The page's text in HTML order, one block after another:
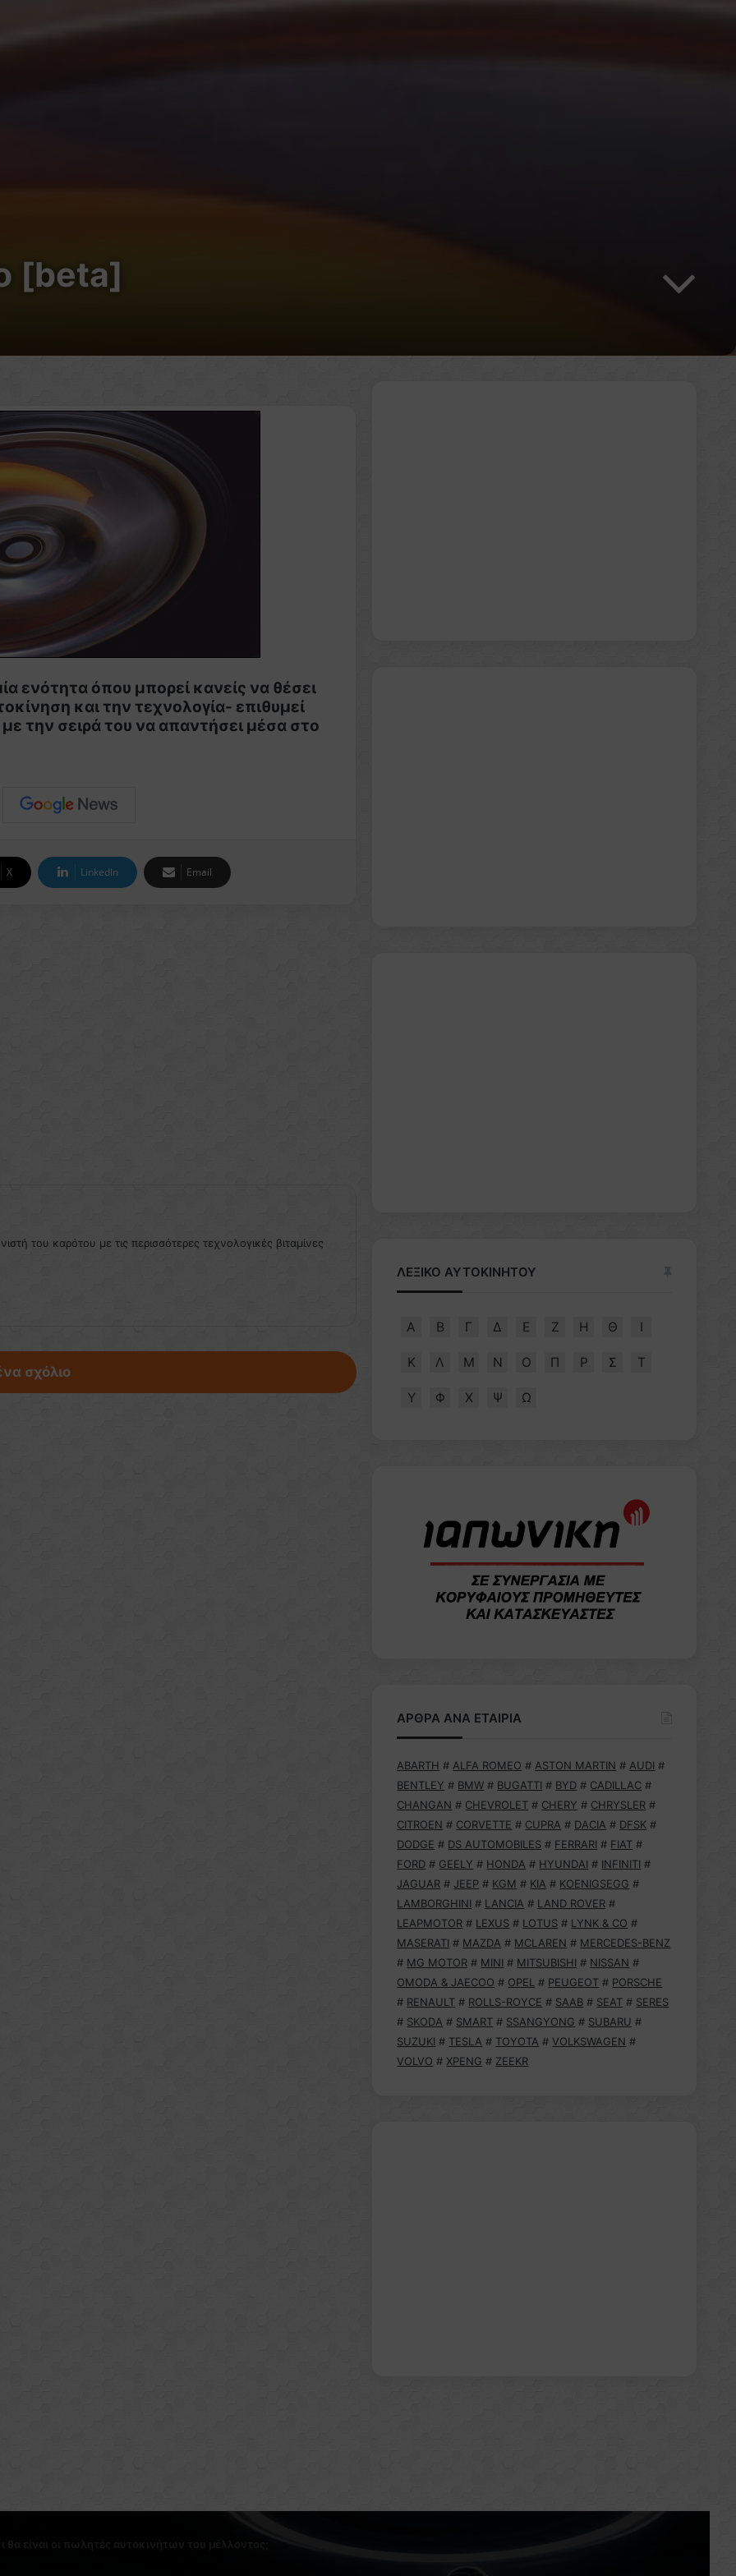
[beta]
ενότητα όπου μπορεί κανείς να θέσει
και την τεχνολογία- επιθυμεί
την σειρά του να απαντήσει μέσα στο
X LinkedIn Email
του καρότου με τις περισσότερες τεχνολογικές βιταμίνες
σχόλιο
ΛΕΞΙΚΟ ΑΥΤΟΚΙΝΗΤΟΥ
Α Β Γ Δ Ε Ζ Η Θ Ι
Κ Λ Μ Ν Ο Π Ρ Σ Τ
Υ Φ Χ Ψ Ω
ΑΡΘΡΑ ΑΝΑ ΕΤΑΙΡΙΑ
ABARTH # ALFA ROMEO # ASTON MARTIN # AUDI #
BENTLEY # BMW # BUGATTI # BYD # CADILLAC #
CHANGAN # CHEVROLET # CHERY # CHRYSLER #
CITROEN # CORVETTE # CUPRA # DACIA # DFSK #
DODGE # DS AUTOMOBILES # FERRARI # FIAT #
FORD # GEELY # HONDA # HYUNDAI # INFINITI #
JAGUAR # JEEP # KGM # KIA # KOENIGSEGG #
LAMBORGHINI # LANCIA # LAND ROVER #
LEAPMOTOR # LEXUS # LOTUS # LYNK & CO #
MASERATI # MAZDA # MCLAREN # MERCEDES-BENZ
# MG MOTOR # MINI # MITSUBISHI # NISSAN #
OMODA & JAECOO # OPEL # PEUGEOT # PORSCHE
# RENAULT # ROLLS-ROYCE # SAAB # SEAT # SERES
# SKODA # SMART # SSANGYONG # SUBARU #
SUZUKI # TESLA # TOYOTA # VOLKSWAGEN #
VOLVO # XPENG # ZEEKR